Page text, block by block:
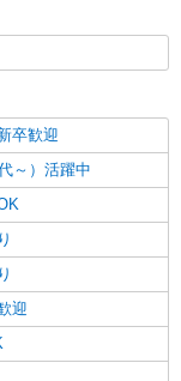
卒歓迎
～）活躍中
迎